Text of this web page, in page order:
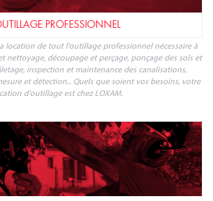
PROFESSIONNEL
location de tout l'outillage professionnel nécessaire à
nettoyage, découpage et perçage, ponçage des sols et
inspection et maintenance des canalisations,
et détection... Quels que soient vos besoins, votre
d'outillage est chez LOXAM.